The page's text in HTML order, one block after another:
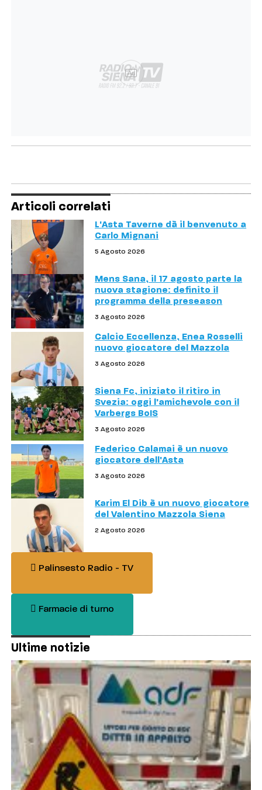
Ad
Articoli correlati
L'Asta Taverne dà il benvenuto a
Carlo Mignani
5 Agosto 2026
Mens Sana, il 17 agosto parte la
nuova stagione: definito il
programma della preseason
3 Agosto 2026
Calcio Eccellenza, Enea Rosselli
nuovo giocatore del Mazzola
3 Agosto 2026
Siena Fc, iniziato il ritiro in
Svezia: oggi l'amichevole con il
Varbergs BoIS
3 Agosto 2026
Federico Calamai è un nuovo
giocatore dell'Asta
3 Agosto 2026
Karim El Dib è un nuovo giocatore
del Valentino Mazzola Siena
2 Agosto 2026
Palinsesto Radio - TV
Farmacie di turno
Ultime notizie